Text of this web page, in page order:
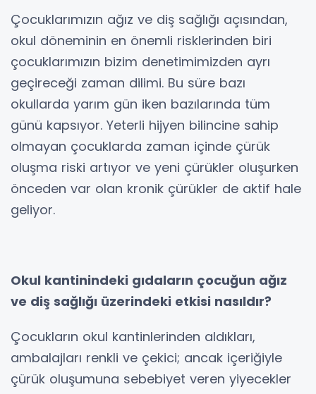
Çocuklarımızın ağız ve diş sağlığı açısından,
okul döneminin en önemli risklerinden biri
çocuklarımızın bizim denetimimizden ayrı
geçireceği zaman dilimi. Bu süre bazı
okullarda yarım gün iken bazılarında tüm
günü kapsıyor. Yeterli hijyen bilincine sahip
olmayan çocuklarda zaman içinde çürük
oluşma riski artıyor ve yeni çürükler oluşurken
önceden var olan kronik çürükler de aktif hale
geliyor.
Okul kantinindeki gıdaların çocuğun ağız
ve diş sağlığı üzerindeki etkisi nasıldır?
Çocukların okul kantinlerinden aldıkları,
ambalajları renkli ve çekici; ancak içeriğiyle
çürük oluşumuna sebebiyet veren yiyecekler